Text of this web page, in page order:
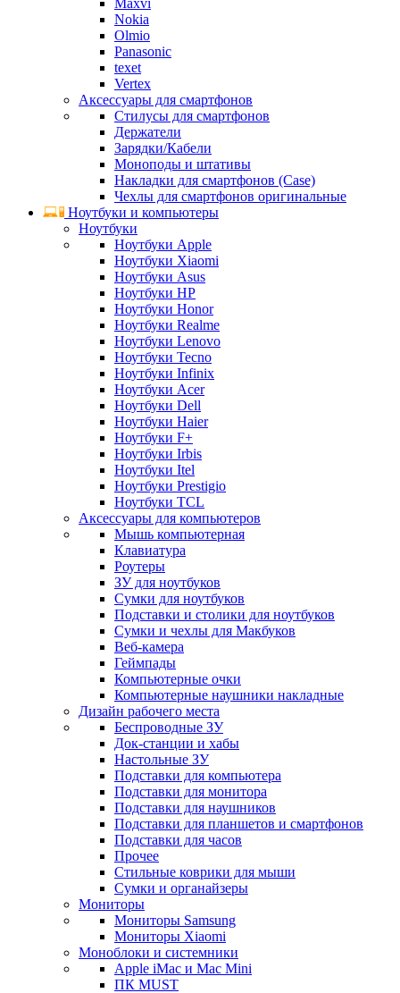
Maxvi
Nokia
Olmio
Panasonic
texet
Vertex
Аксессуары для смартфонов
Стилусы для смартфонов
Держатели
Зарядки/Кабели
Моноподы и штативы
Накладки для смартфонов (Case)
Чехлы для смартфонов оригинальные
Ноутбуки и компьютеры
Ноутбуки
Ноутбуки Apple
Ноутбуки Xiaomi
Ноутбуки Asus
Ноутбуки HP
Ноутбуки Honor
Ноутбуки Realme
Ноутбуки Lenovo
Ноутбуки Tecno
Ноутбуки Infinix
Ноутбуки Acer
Ноутбуки Dell
Ноутбуки Haier
Ноутбуки F+
Ноутбуки Irbis
Ноутбуки Itel
Ноутбуки Prestigio
Ноутбуки TCL
Аксессуары для компьютеров
Мышь компьютерная
Клавиатура
Роутеры
ЗУ для ноутбуков
Сумки для ноутбуков
Подставки и столики для ноутбуков
Сумки и чехлы для Макбуков
Веб-камера
Геймпады
Компьютерные очки
Компьютерные наушники накладные
Дизайн рабочего места
Беспроводные ЗУ
Док-станции и хабы
Настольные ЗУ
Подставки для компьютера
Подставки для монитора
Подставки для наушников
Подставки для планшетов и смартфонов
Подставки для часов
Прочее
Стильные коврики для мыши
Сумки и органайзеры
Мониторы
Мониторы Samsung
Мониторы Xiaomi
Моноблоки и системники
Apple iMac и Mac Mini
ПК MUST